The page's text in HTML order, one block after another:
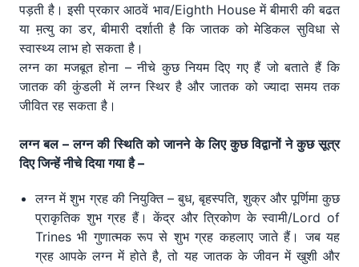
पड़ती है। इसी प्रकार आठवें भाव/Eighth House में बीमारी की बढत
या म़त्यु का डर, बीमारी दर्शाती है कि जातक को मेडिकल सुविधा से
स्वास्थ्य लाभ हो सकता है।
लग्न का मजबूत होना – नीचे कुछ नियम दिए गए हैं जो बताते हैं कि
जातक की कुंडली में लग्न स्थिर है और जातक को ज्यादा समय तक
जीवित रह सकता है।
लग्न बल – लग्न की स्थिति को जानने के लिए कुछ विद्वानों ने कुछ सूत्र
दिए जिन्हें नीचे दिया गया है –
लग्न में शुभ ग्रह की नियुक्ति – बुध, बृहस्पति, शुक्र और पूर्णिमा कुछ
प्राकृतिक शुभ ग्रह हैं। केंद्र और त्रिकोण के स्वामी/Lord of
Trines भी गुणात्मक रूप से शुभ ग्रह कहलाए जाते हैं। जब यह
ग्रह आपके लग्न में होते है, तो यह जातक के जीवन में खुशी और